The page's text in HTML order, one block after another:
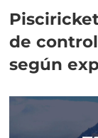
de
según